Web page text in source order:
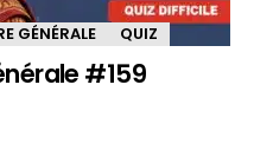
GÉNÉRALE QUIZ
#159